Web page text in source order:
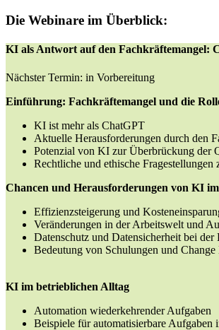
Die Webinare im Überblick:
KI als Antwort auf den Fachkräftemangel:
Nächster Termin: in Vorbereitung
Einführung: Fachkräftemangel und die
KI ist mehr als ChatGPT
Aktuelle Herausforderungen durch den
Potenzial von KI zur Überbrückung der
Rechtliche und ethische Fragestellungen
Chancen und Herausforderungen von KI
Effizienzsteigerung und
Veränderungen in der Arbeitswelt und
Datenschutz und Datensicherheit bei
Bedeutung von Schulungen und Change
KI im betrieblichen Alltag
Automation wiederkehrender Aufgaben
Beispiele für automatisierbare Aufgaben